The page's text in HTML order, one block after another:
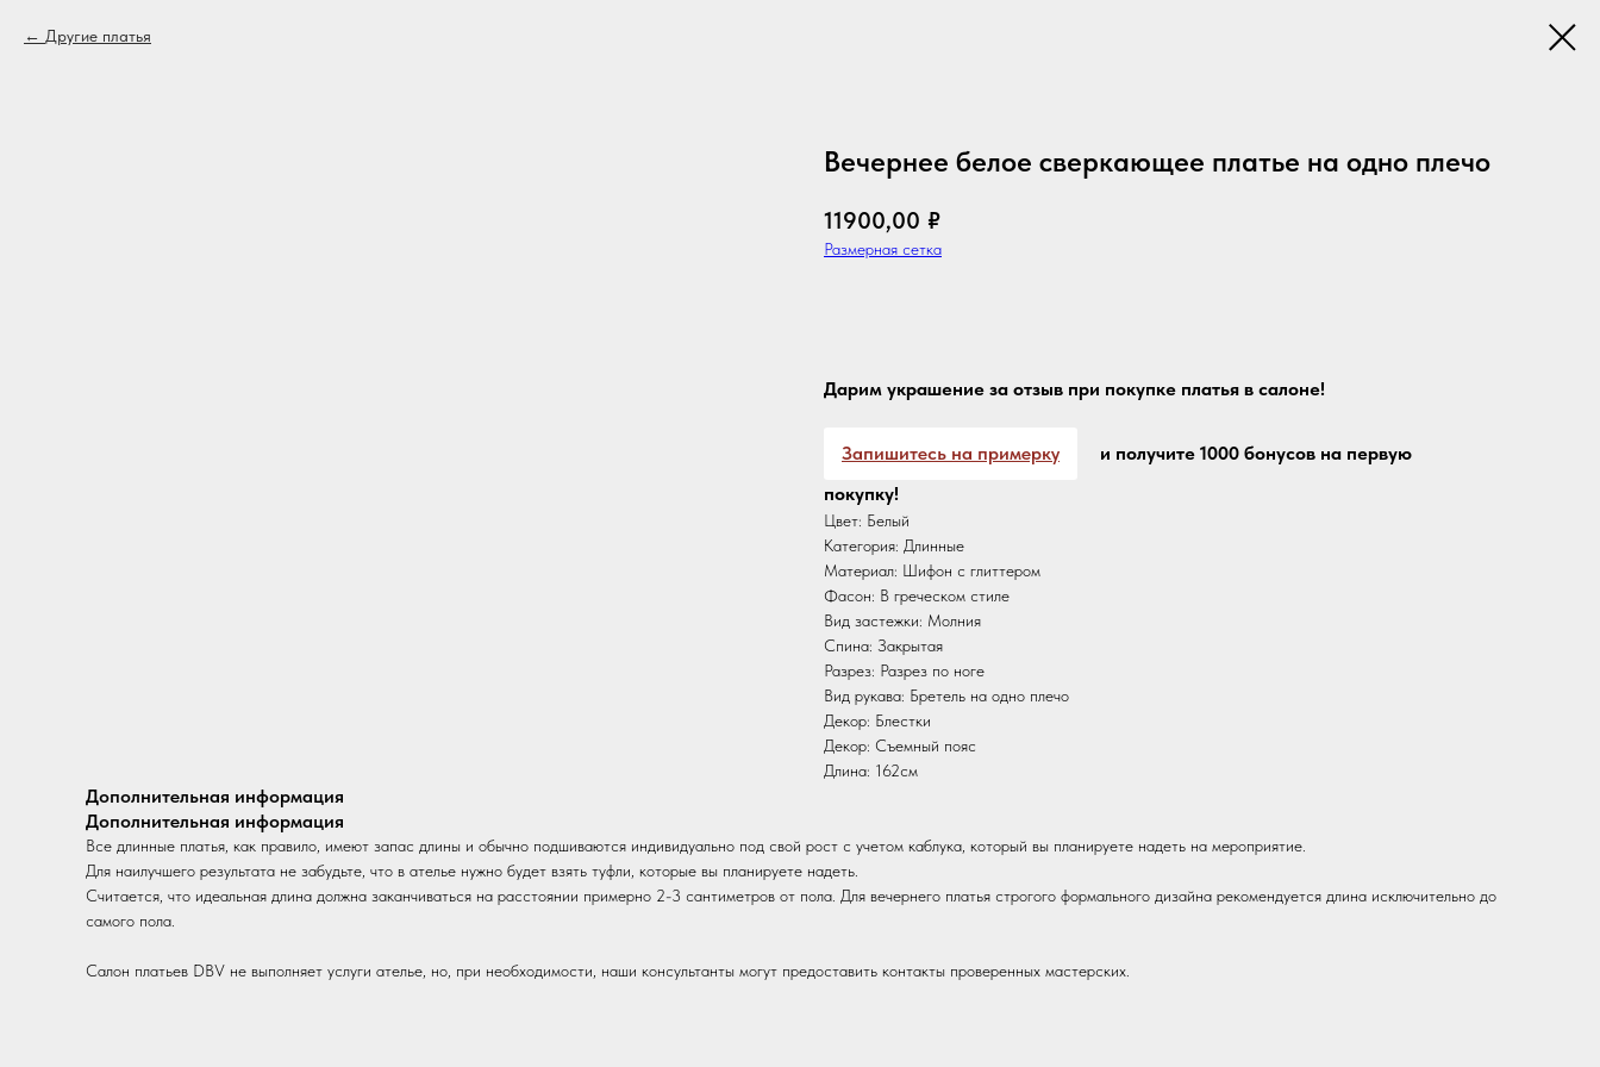
Другие платья
Вечернее белое сверкающее платье на одно плечо
11900,00 ₽
Размерная сетка
Дарим украшение за отзыв при покупке платья в салоне!
Запишитесь на примерку
и получите 1000 бонусов на первую
покупку!
Цвет: Белый
Категория: Длинные
Материал: Шифон с глиттером
Фасон: В греческом стиле
Вид застежки: Молния
Спина: Закрытая
Разрез: Разрез по ноге
Вид рукава: Бретель на одно плечо
Декор: Блестки
Декор: Съемный пояс
Длина: 162см
Дополнительная информация
Дополнительная информация
Все длинные платья, как правило, имеют запас длины и обычно подшиваются индивидуально под свой рост с учетом каблука, который вы планируете надеть на мероприятие.
Для наилучшего результата не забудьте, что в ателье нужно будет взять туфли, которые вы планируете надеть.
Считается, что идеальная длина должна заканчиваться на расстоянии примерно 2-3 сантиметров от пола. Для вечернего платья строгого формального дизайна рекомендуется длина исключительно до
самого пола.
Салон платьев DBV не выполняет услуги ателье, но, при необходимости, наши консультанты могут предоставить контакты проверенных мастерских.